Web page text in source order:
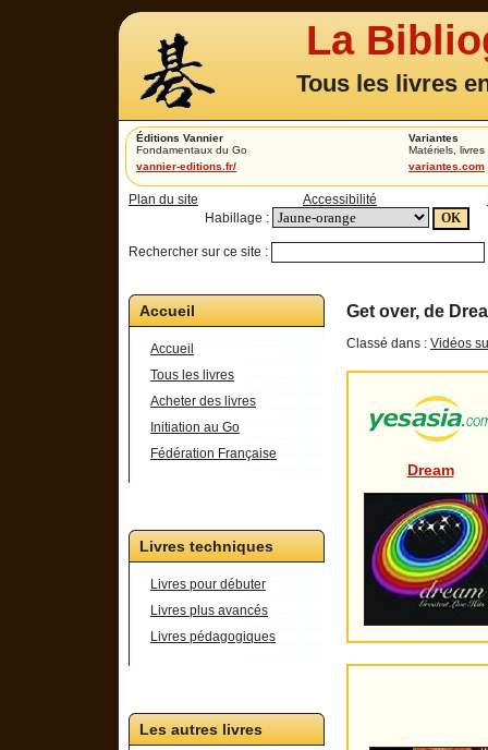
La
Tous les livres
Éditions Vannier
Fondamentaux du Go
vannier-editions.fr/
Variantes
Matériels,
variantes.com
Plan du site Accessibilité
Habillage :
Rechercher sur ce site :
Accueil
Accueil
Tous les livres
Acheter des livres
Initiation au Go
Fédération Française
Livres techniques
Livres pour débuter
Livres plus avancés
Livres pédagogiques
Les autres livres
Get over, de
Classé dans : Vidéos
Dream